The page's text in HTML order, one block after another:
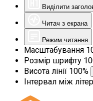
Виділити
Читач з екрана
Режим читання
Масштабування
Розмір шрифту
Висота лінії 100%
Інтервал між